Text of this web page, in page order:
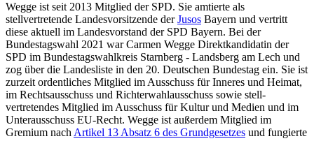
Wegge ist seit 2013 Mitglied der SPD. Sie amtierte als
stellvertretende Landes­vorsitzende derJusos Bayern und vertritt
diese aktuell im Landesvorstand der SPD Bayern. Bei der
Bundestagswahl 2021 war Carmen Wegge Direktkandidatin der
SPD im Bundestagswahlkreis Starnberg - Landsberg am Lech und
zog über die Landesliste in den 20. Deutschen Bundestag ein. Sie ist
zurzeit ordentliches Mitglied im Ausschuss für Inneres und Heimat,
im Rechts­ausschuss und Richter­wahl­ausschuss sowie stell­
vertretendes Mitglied im Ausschuss für Kultur und Medien und im
Unterausschuss EU-Recht. Wegge ist außerdem Mitglied im
Gremium nach Artikel 13 Absatz 6 des Grundgesetzes und fungierte